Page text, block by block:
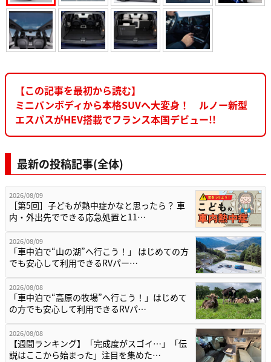
【この記事を最初から読む】
ミニバンボディから本格SUVへ大変身！ ルノー新型
エスパスがHEV搭載でフランス本国デビュー!!
最新の投稿記事(全体)
2026/08/09
［第5回］子どもが熱中症かなと思ったら？ 車
内・外出先でできる応急処置と11…
2026/08/09
「車中泊で“山の湖”へ行こう！」 はじめての方
でも安心して利用できるRVパー…
2026/08/08
「車中泊で“高原の牧場”へ行こう！」はじめて
の方でも安心して利用できるRVパ…
2026/08/08
【週間ランキング】「完成度がスゴイ…」「伝
説はここから始まった」注目を集めた…